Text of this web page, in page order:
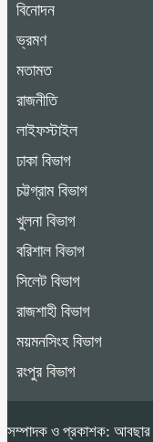
বিনোদন
ভ্রমণ
মতামত
রাজনীতি
লাইফস্টাইল
ঢাকা বিভাগ
চট্টগ্রাম বিভাগ
খুলনা বিভাগ
বরিশাল বিভাগ
সিলেট বিভাগ
রাজশাহী বিভাগ
ময়মনসিংহ বিভাগ
রংপুর বিভাগ
সম্পাদক ও প্রকাশক: আবছার